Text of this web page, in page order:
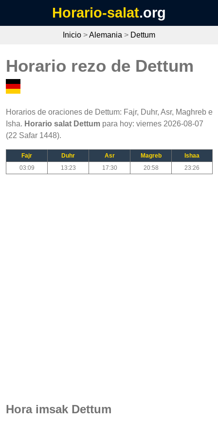
Horario-salat.org
Inicio >Alemania > Dettum
Horario rezo de Dettum
Horarios de oraciones de Dettum: Fajr, Duhr, Asr, Maghreb e
Isha. Horario salat Dettum para hoy: viernes 2026-08-07
(22 Safar 1448).
Fajr Duhr Asr Magreb
Ishaa
03:09
13:23 17:30 20:58 23:26
Hora imsak Dettum